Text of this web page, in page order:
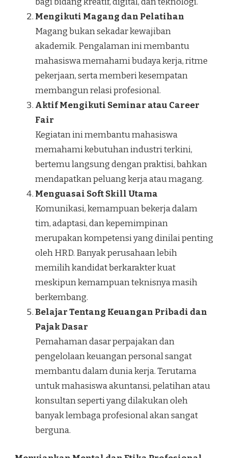
Mengikuti Magang dan Pelatihan
Magang bukan sekadar kewajiban
akademik. Pengalaman ini membantu
mahasiswa memahami budaya kerja, ritme
pekerjaan, serta memberi kesempatan
membangun relasi profesional.
Aktif Mengikuti Seminar atau Career
Fair
Kegiatan ini membantu mahasiswa
memahami kebutuhan industri terkini,
bertemu langsung dengan praktisi, bahkan
mendapatkan peluang kerja atau magang.
Menguasai Soft Skill Utama
Komunikasi, kemampuan bekerja dalam
tim, adaptasi, dan kepemimpinan
merupakan kompetensi yang dinilai penting
oleh HRD. Banyak perusahaan lebih
memilih kandidat berkarakter kuat
meskipun kemampuan teknisnya masih
berkembang.
Belajar Tentang Keuangan Pribadi dan
Pajak Dasar
Pemahaman dasar perpajakan dan
pengelolaan keuangan personal sangat
membantu dalam dunia kerja. Terutama
untuk mahasiswa akuntansi, pelatihan atau
konsultan seperti yang dilakukan oleh
banyak lembaga profesional akan sangat
berguna.